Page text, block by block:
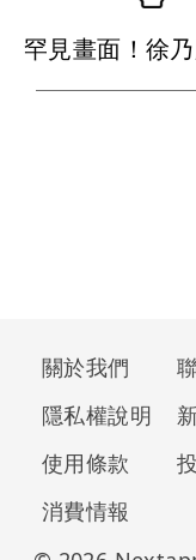
關於我們
隱私權說明
使用條款
消費情報